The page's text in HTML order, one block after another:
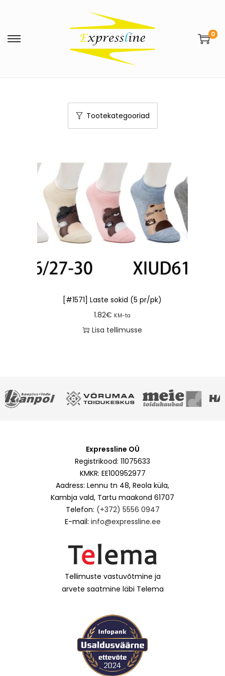
0
Tootekategooriad
[#1571] Laste sokid (5 pr/pk)
1.82€ KM-ta
Lisa tellimusse
Expressline OÜ
Registrikood: 11075633
KMKR: EE100952977
Aadress: Lennu tn 48, Reola küla,
Kambja vald, Tartu maakond 61707
Telefon: (+372) 5556 0947
E-mail: info@expressline.ee
Tellimuste vastuvõtmine ja
arvete saatmine läbi Telema